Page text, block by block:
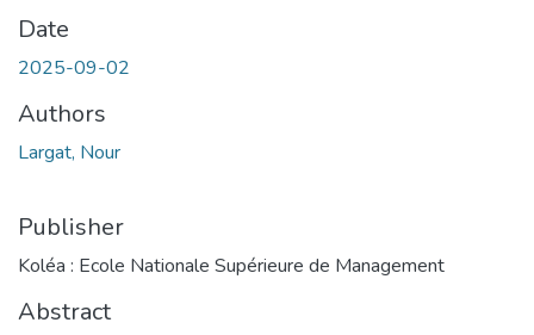
Date
2025-09-02
Authors
Largat, Nour
Publisher
Koléa : Ecole Nationale Supérieure de Management
Abstract